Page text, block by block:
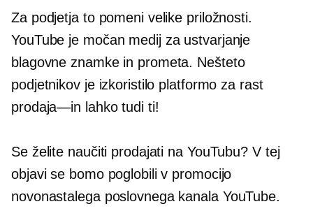
Za podjetja to pomeni velike priložnosti.
YouTube je močan medij za ustvarjanje
blagovne znamke in prometa. Nešteto
podjetnikov je izkoristilo platformo za rast
prodaja—in lahko tudi ti!
Se želite naučiti prodajati na YouTubu? V tej
objavi se bomo poglobili v promocijo
novonastalega poslovnega kanala YouTube.